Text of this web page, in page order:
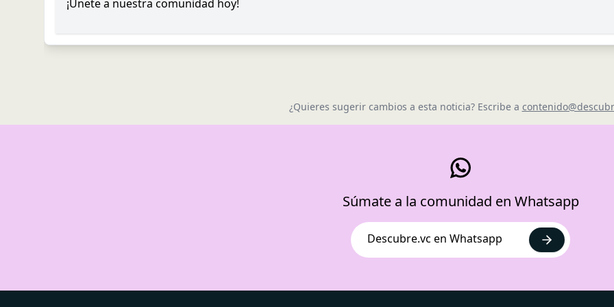
¡Únete a nuestra comunidad hoy!
¿Quieres sugerir cambios a esta noticia? Escribe a
Súmate a la comunidad en Whatsapp
Descubre.vc en Whatsapp